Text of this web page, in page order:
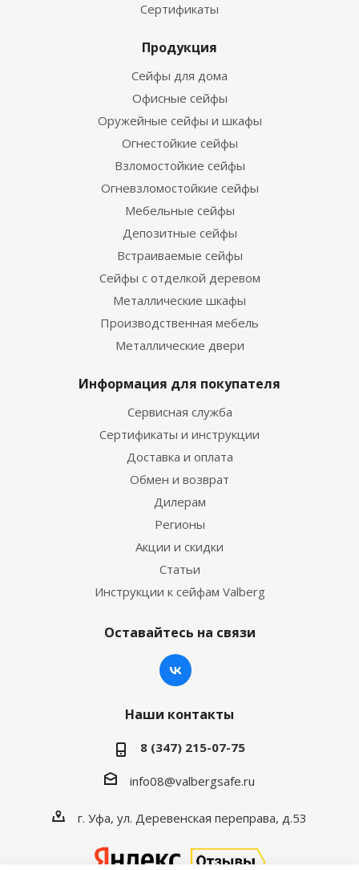
Сертификаты
Продукция
Сейфы для дома
Офисные сейфы
Оружейные сейфы и шкафы
Огнестойкие сейфы
Взломостойкие сейфы
Огневзломостойкие сейфы
Мебельные сейфы
Депозитные сейфы
Встраиваемые сейфы
Сейфы с отделкой деревом
Металлические шкафы
Производственная мебель
Металлические двери
Информация для покупателя
Сервисная служба
Сертификаты и инструкции
Доставка и оплата
Обмен и возврат
Дилерам
Регионы
Акции и скидки
Статьи
Инструкции к сейфам Valberg
Оставайтесь на связи
Наши контакты
8 (347) 215-07-75
info08@valbergsafe.ru
г. Уфа, ул. Деревенская переправа, д.53